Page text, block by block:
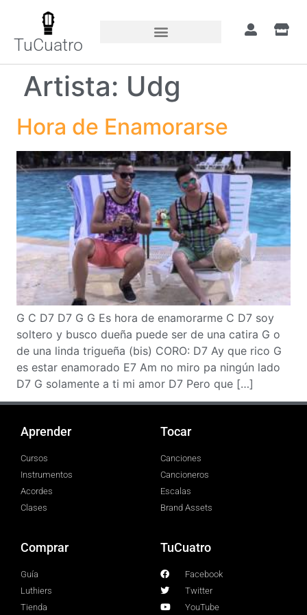
TuCuatro
Artista: Udg
Hora de Enamorarse
G C D7 D7 G G Es hora de enamorarme C D7 soy
soltero y busco dueña puede ser de una catira G o
de una linda trigueña (bis) CORO: D7 Ay que rico G
es estar enamorado E7 Am no miro pa ningún lado
D7 G solamente a ti mi amor D7 Pero que […]
Aprender
Cursos
Instrumentos
Acordes
Clases
Tocar
Canciones
Cancioneros
Escalas
Brand Assets
Comprar
Guía
Luthiers
Tienda
TuCuatro
Facebook
Twitter
YouTube